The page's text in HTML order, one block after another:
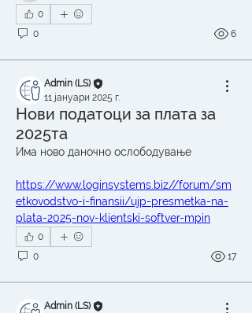
0
0
6
Admin (LS)
11 јануари 2025 г.
Нови податоци за плата за
2025та
Има ново даночно ослободување
https://www.loginsystems.biz//forum/sm
etkovodstvo-i-finansii/ujp-presmetka-na-
plata-2025-nov-klientski-softver-mpin
0
0
17
Admin (LS)